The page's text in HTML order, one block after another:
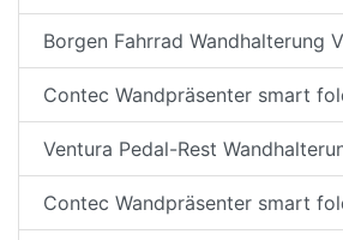
Borgen Fahrrad Wandhalterung
Contec Wandpräsenter smart
Ventura Pedal-Rest
Contec Wandpräsenter smart